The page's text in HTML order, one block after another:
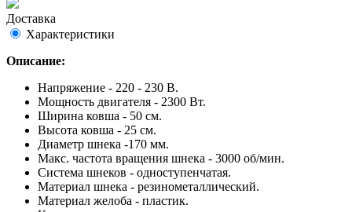
Доставка
Характеристики
Описание:
Напряжение - 220 - 230 В.
Мощность двигателя - 2300 Вт.
Ширина ковша - 50 см.
Высота ковша - 25 см.
Диаметр шнека -170 мм.
Макс. частота вращения шнека - 3000 об/мин.
Система шнеков - одноступенчатая.
Материал шнека - резинометаллический.
Материал желоба - пластик.